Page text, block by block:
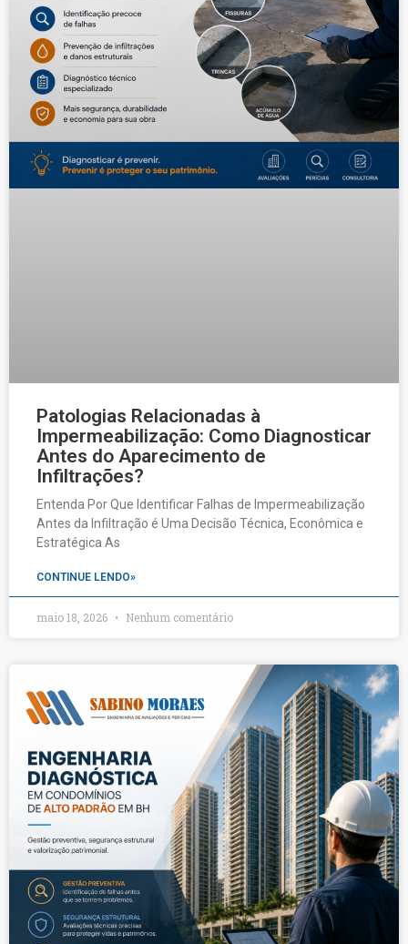
Patologias Relacionadas à
Impermeabilização: Como Diagnosticar
Antes do Aparecimento de
Infiltrações?
Entenda Por Que Identificar Falhas de Impermeabilização
Antes da Infiltração é Uma Decisão Técnica, Econômica e
Estratégica As
CONTINUE LENDO»
maio 18, 2026 Nenhum comentário